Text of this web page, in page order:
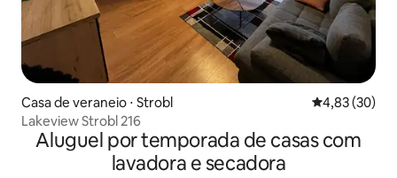
Casa de veraneio ⋅ Strobl 4,83 de uma
4,83 (30)
Lakeview Strobl 216
Aluguel por temporada de casas com
lavadora e secadora